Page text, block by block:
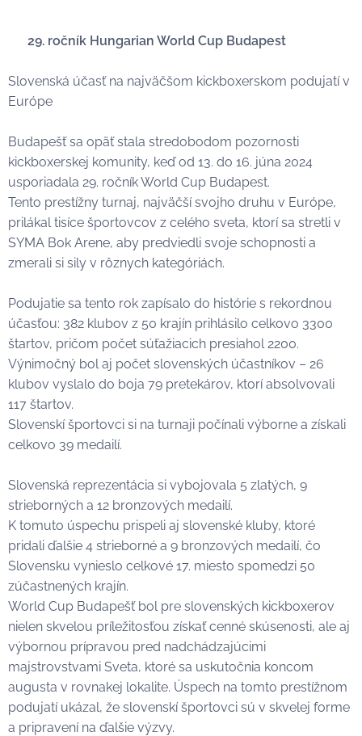
29. ročník Hungarian World Cup Budapest
Slovenská účasť na najväčšom kickboxerskom podujatí v
Európe
Budapešť sa opäť stala stredobodom pozornosti
kickboxerskej komunity, keď od 13. do 16. júna 2024
usporiadala 29. ročník World Cup Budapest.
Tento prestížny turnaj, najväčší svojho druhu v Európe,
prilákal tisíce športovcov z celého sveta, ktorí sa stretli v
SYMA Bok Arene, aby predviedli svoje schopnosti a
zmerali si sily v rôznych kategóriách.
Podujatie sa tento rok zapísalo do histórie s rekordnou
účasťou: 382 klubov z 50 krajín prihlásilo celkovo 3300
štartov, pričom počet súťažiacich presiahol 2200.
Výnimočný bol aj počet slovenských účastníkov – 26
klubov vyslalo do boja 79 pretekárov, ktorí absolvovali
117 štartov.
Slovenskí športovci si na turnaji počínali výborne a získali
celkovo 39 medailí.
Slovenská reprezentácia si vybojovala 5 zlatých, 9
strieborných a 12 bronzových medailí.
K tomuto úspechu prispeli aj slovenské kluby, ktoré
pridali ďalšie 4 strieborné a 9 bronzových medailí, čo
Slovensku vynieslo celkové 17. miesto spomedzi 50
zúčastnených krajín.
World Cup Budapešť bol pre slovenských kickboxerov
nielen skvelou príležitosťou získať cenné skúsenosti, ale aj
výbornou prípravou pred nadchádzajúcimi
majstrovstvami Sveta, ktoré sa uskutočnia koncom
augusta v rovnakej lokalite. Úspech na tomto prestížnom
podujatí ukázal, že slovenskí športovci sú v skvelej forme
a pripravení na ďalšie výzvy.